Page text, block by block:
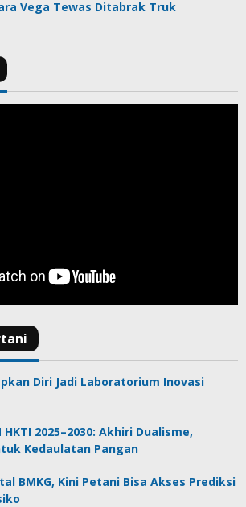
Vega Tewas Ditabrak Truk
Diri Jadi Laboratorium Inovasi
2025–2030: Akhiri Dualisme,
Kedaulatan Pangan
BMKG, Kini Petani Bisa Akses Prediksi